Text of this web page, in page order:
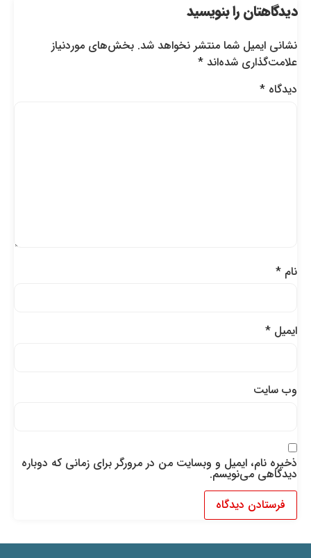
دیدگاهتان را بنویسید
نشانی ایمیل شما منتشر نخواهد شد. بخش‌های موردنیاز
علامت‌گذاری شده‌اند*
دیدگاه*
نام*
ایمیل*
وب‌ سایت
ذخیره نام، ایمیل و وبسایت من در مرورگر برای زمانی که دوباره
دیدگاهی می‌نویسم.